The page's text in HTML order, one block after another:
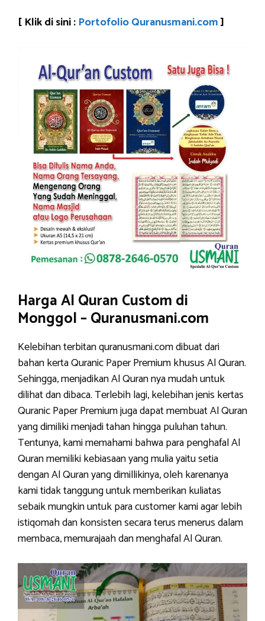
[ Klik di sini : Portofolio Quranusmani.com]
Harga Al Quran Custom di
Monggol – Quranusmani.com
Kelebihan terbitan quranusmani.com dibuat dari
bahan kerta Quranic Paper Premium khusus Al Quran.
Sehingga, menjadikan Al Quran nya mudah untuk
dilihat dan dibaca. Terlebih lagi, kelebihan jenis kertas
Quranic Paper Premium juga dapat membuat Al Quran
yang dimiliki menjadi tahan hingga puluhan tahun.
Tentunya, kami memahami bahwa para penghafal Al
Quran memiliki kebiasaan yang mulia yaitu setia
dengan Al Quran yang dimillikinya, oleh karenanya
kami tidak tanggung untuk memberikan kuliatas
sebaik mungkin untuk para customer kami agar lebih
istiqomah dan konsisten secara terus menerus dalam
membaca, memurajaah dan menghafal Al Quran.